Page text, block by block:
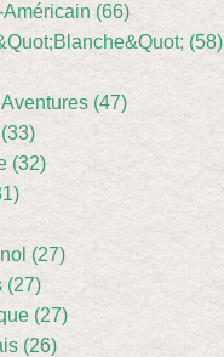
(66)
(58)
(47)
(32)
(27)
(27)
(27)
(26)